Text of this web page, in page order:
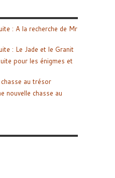
: A la recherche de Mr
: Le Jade et le Granit
pour les énigmes et
au trésor
nouvelle chasse au